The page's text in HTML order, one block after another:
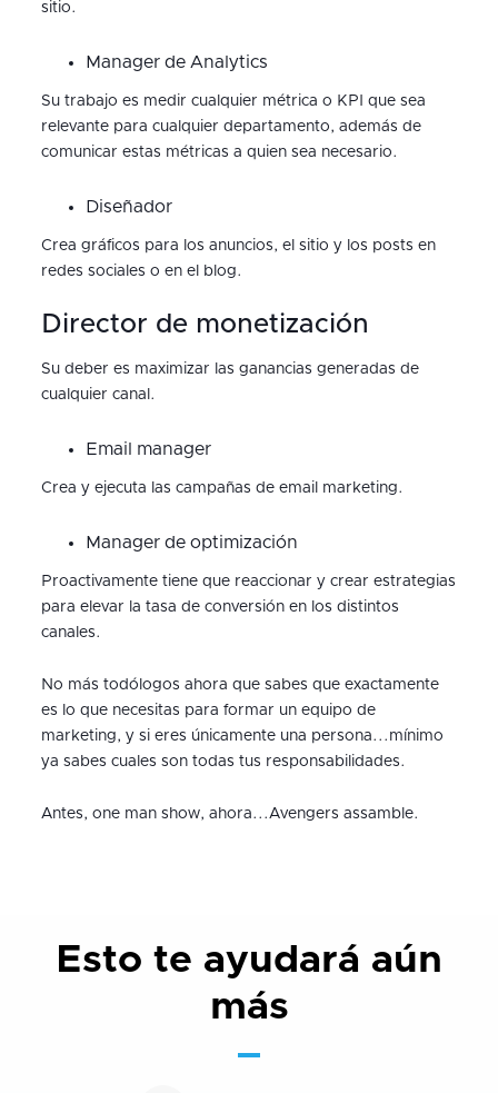
sitio.
Manager de Analytics
Su trabajo es medir cualquier métrica o KPI que sea
relevante para cualquier departamento, además de
comunicar estas métricas a quien sea necesario.
Diseñador
Crea gráficos para los anuncios, el sitio y los posts en
redes sociales o en el blog.
Director de monetización
Su deber es maximizar las ganancias generadas de
cualquier canal.
Email manager
Crea y ejecuta las campañas de email marketing.
Manager de optimización
Proactivamente tiene que reaccionar y crear estrategias
para elevar la tasa de conversión en los distintos
canales.
No más todólogos ahora que sabes que exactamente
es lo que necesitas para formar un equipo de
marketing, y si eres únicamente una persona...mínimo
ya sabes cuales son todas tus responsabilidades.
Antes, one man show, ahora...Avengers assamble.
Esto te ayudará aún
más